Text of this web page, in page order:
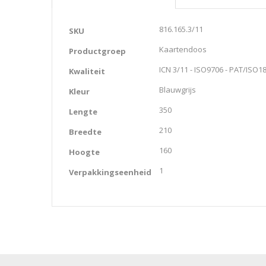
SKU 816.165.3/11
Productgroep Kaartendoos
Kwaliteit ICN 3/11 - ISO9706 - PAT/
Kleur Blauwgrijs
Lengte 350
Breedte 210
Hoogte 160
Verpakkingseenheid 1